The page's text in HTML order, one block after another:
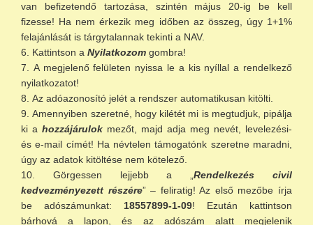
van befizetendő tartozása, szintén május 20-ig be kell
fizesse! Ha nem érkezik meg időben az összeg, úgy 1+1%
felajánlását is tárgytalannak tekinti a NAV.
Kattintson a Nyilatkozom gombra!
A megjelenő felületen nyissa le a kis nyíllal a rendelkező
nyilatkozatot!
Az adóazonosító jelét a rendszer automatikusan kitölti.
Amennyiben szeretné, hogy kilétét mi is megtudjuk, pipálja
ki a hozzájárulok mezőt, majd adja meg nevét, levelezési-
és e-mail címét! Ha névtelen támogatónk szeretne maradni,
úgy az adatok kitöltése nem kötelező.
Görgessen lejjebb a „Rendelkezés civil
kedvezményezett részére” – feliratig! Az első mezőbe írja
be adószámunkat: 18557899-1-09! Ezután kattintson
bárhová a lapon, és az adószám alatt megjelenik